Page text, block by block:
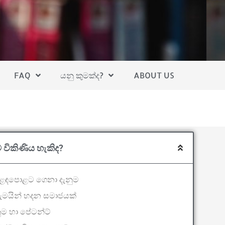
FAQ යනු කුමක්ද? ABOUT US
විකිණිය හැකිද?
ගෙනා දැනුම
හදන සමාජයක්
හා පේටන්ට්